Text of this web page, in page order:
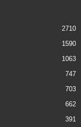
2710
1590
1063
747
703
662
391